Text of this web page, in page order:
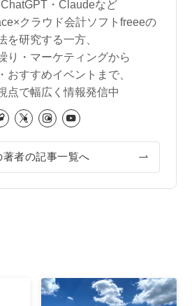
・Claudeなど
クラウド会計ソフトfreeeの
を研究する一方、
り・マーケティングから
おすすめイベントまで、
点で幅広く情報発信中
著者の記事一覧へ